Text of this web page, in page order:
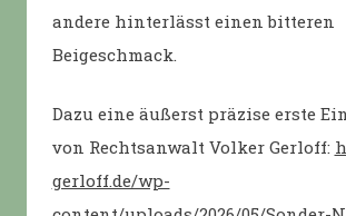
andere hinterlässt einen bitteren
Beigeschmack.
Dazu eine äußerst präzise erste
von Rechtsanwalt Volker Gerloff:
gerloff.de/wp-